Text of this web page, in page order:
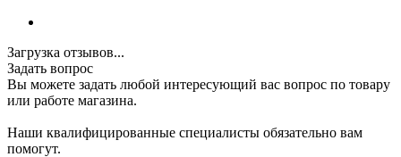
Загрузка отзывов...
Задать вопрос
Вы можете задать любой интересующий вас вопрос по товару
или работе магазина.
Наши квалифицированные специалисты обязательно вам
помогут.